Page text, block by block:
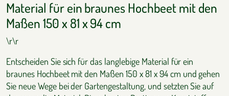
Material für ein braunes Hochbeet mit den
Maßen 150 x 81 x 94 cm
\r\r
Entscheiden Sie sich für das langlebige Material für ein
braunes Hochbeet mit den Maßen 150 x 81 x 94 cm und gehen
Sie neue Wege bei der Gartengestaltung, und setzten Sie auf